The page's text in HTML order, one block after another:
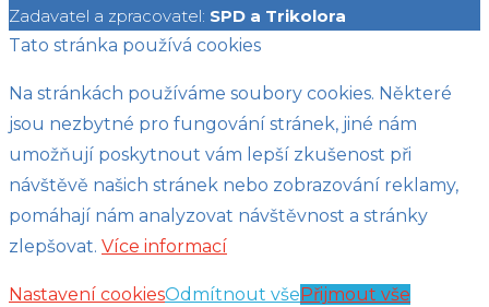
Zadavatel a zpracovatel: SPD a Trikolora
Tato stránka používá cookies
Na stránkách používáme soubory cookies. Některé
jsou nezbytné pro fungování stránek, jiné nám
umožňují poskytnout vám lepší zkušenost při
návštěvě našich stránek nebo zobrazování reklamy,
pomáhají nám analyzovat návštěvnost a stránky
zlepšovat. Více informací
Nastavení cookiesOdmítnout vše Přijmout vše